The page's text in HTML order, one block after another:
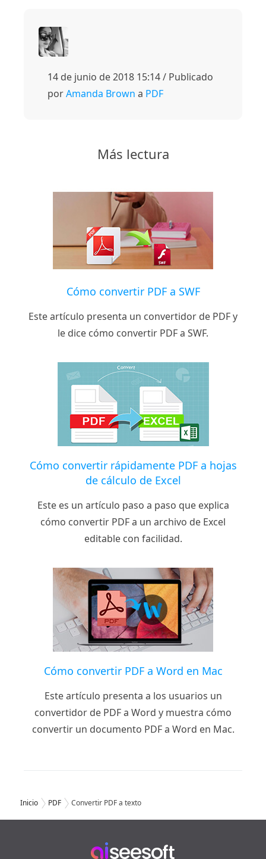
14 de junio de 2018 15:14 / Publicado
porAmanda Brown a PDF
Más lectura
Cómo convertir PDF a SWF
Este artículo presenta un convertidor de PDF y
le dice cómo convertir PDF a SWF.
Cómo convertir rápidamente PDF a hojas
de cálculo de Excel
Este es un artículo paso a paso que explica
cómo convertir PDF a un archivo de Excel
editable con facilidad.
Cómo convertir PDF a Word en Mac
Este artículo presenta a los usuarios un
convertidor de PDF a Word y muestra cómo
convertir un documento PDF a Word en Mac.
Inicio PDF Convertir PDF a texto